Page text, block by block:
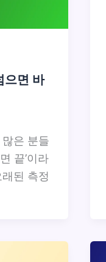
으면 바
은 분들
끝’이라
된 측정